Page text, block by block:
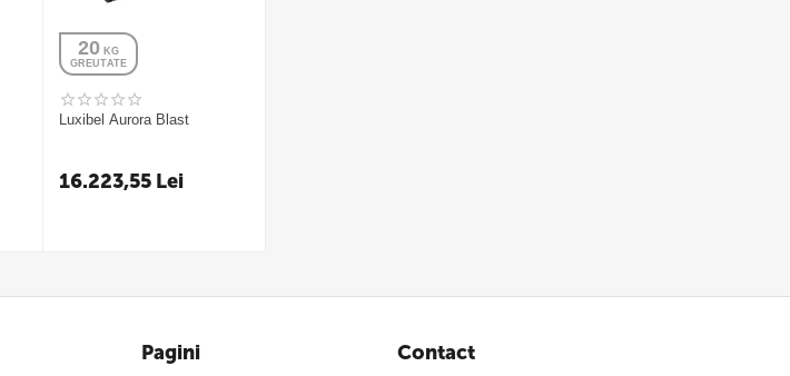
20 KG
GREUTATE
Luxibel Aurora Blast
16.223,55 Lei
Pagini Contact